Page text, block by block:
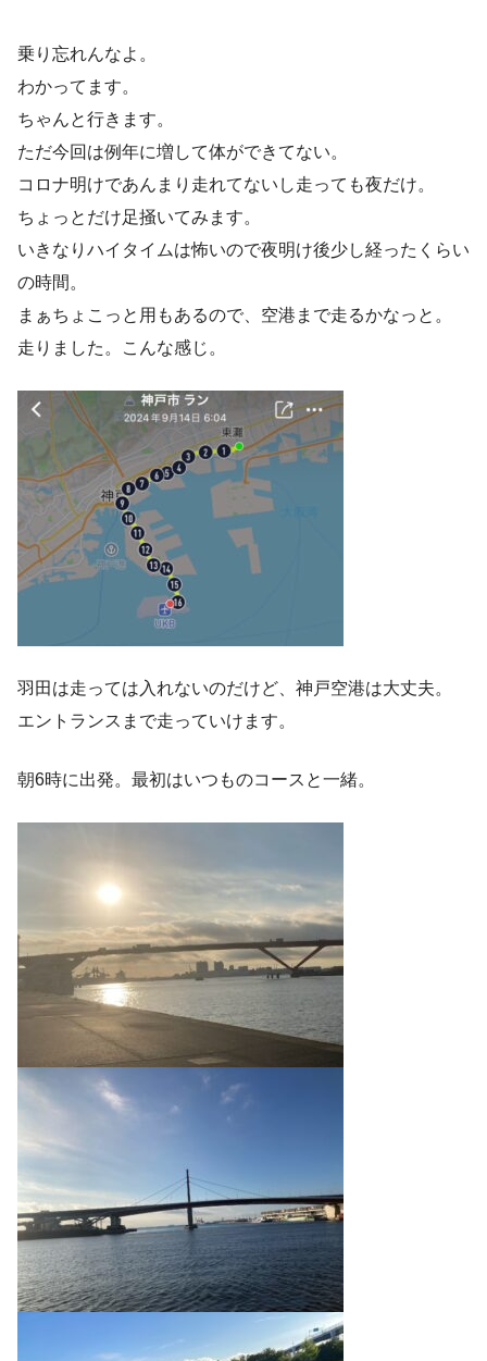
乗り忘れんなよ。
わかってます。
ちゃんと行きます。
ただ今回は例年に増して体ができてない。
コロナ明けであんまり走れてないし走っても夜だけ。
ちょっとだけ足掻いてみます。
いきなりハイタイムは怖いので夜明け後少し経ったくらい
の時間。
まぁちょこっと用もあるので、空港まで走るかなっと。
走りました。こんな感じ。
羽田は走っては入れないのだけど、神戸空港は大丈夫。
エントランスまで走っていけます。
朝6時に出発。最初はいつものコースと一緒。